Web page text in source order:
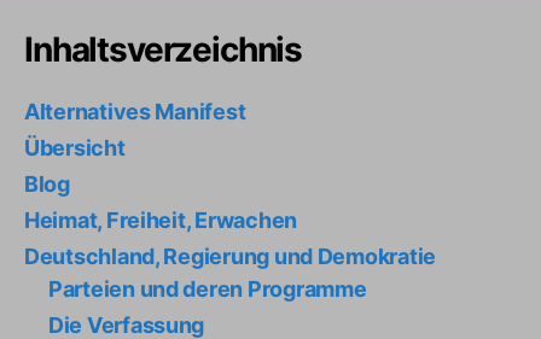
Inhaltsverzeichnis
Alternatives Manifest
Übersicht
Blog
Heimat, Freiheit, Erwachen
Deutschland, Regierung und Demokratie
Parteien und deren Programme
Die Verfassung